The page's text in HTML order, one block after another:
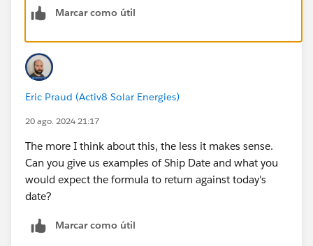
/*Remaining number of days in the year*/
(DATE(YEAR(Ship_Date__c),12,31)-
)
, NULL)
Marcar como útil
Eric Praud (Activ8 Solar Energies)
20 ago. 2024 21:17
The more I think about this, the less it makes sense.
Can you give us examples of Ship Date and what you
would expect the formula to return against today's
date?
Marcar como útil